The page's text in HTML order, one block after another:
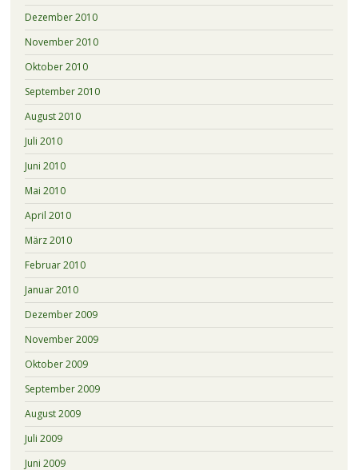
Dezember 2010
November 2010
Oktober 2010
September 2010
August 2010
Juli 2010
Juni 2010
Mai 2010
April 2010
März 2010
Februar 2010
Januar 2010
Dezember 2009
November 2009
Oktober 2009
September 2009
August 2009
Juli 2009
Juni 2009